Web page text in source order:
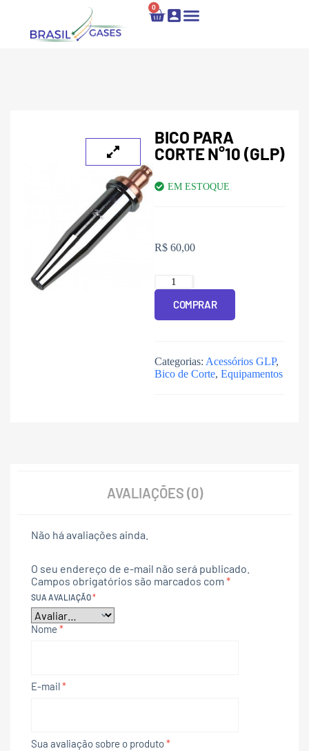
0
BICO PARA
CORTE N°10 (GLP)
EM ESTOQUE
R$ 60,00
COMPRAR
Categorias: Acessórios GLP,
Bico de Corte, Equipamentos
AVALIAÇÕES (0)
Não há avaliações ainda.
O seu endereço de e-mail não será publicado.
Campos obrigatórios são marcados com *
SUA AVALIAÇÃO*
Nome *
E-mail*
Sua avaliação sobre o produto*